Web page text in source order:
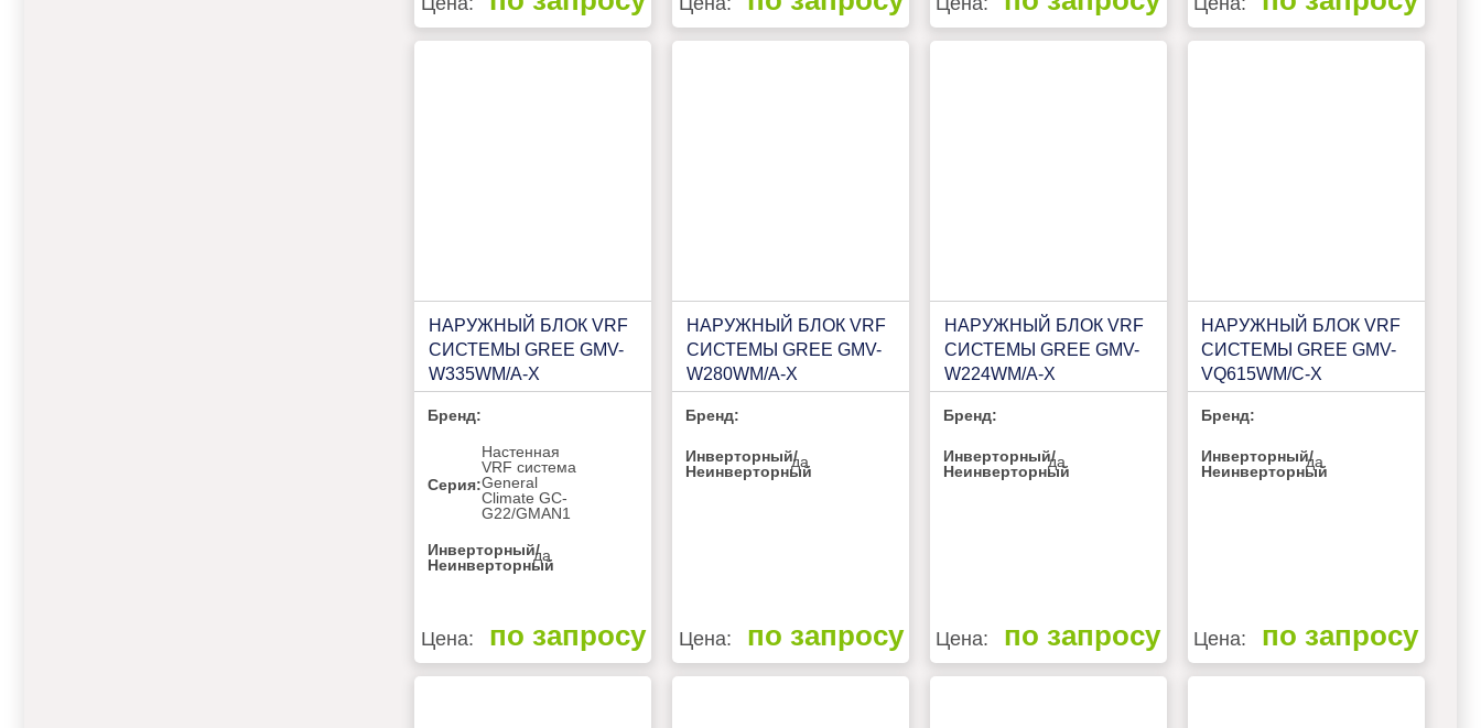
НАРУЖНЫЙ БЛОК VRF
СИСТЕМЫ GREE GMV-
W335WM/A-X
Бренд:
Серия:
Настенная
VRF система
General
Climate GC-
G22/GMAN1
Инверторный/
Неинверторный
да
Цена: по запросу
НАРУЖНЫЙ БЛОК VRF
СИСТЕМЫ GREE GMV-
W280WM/A-X
Бренд:
Инверторный/
Неинверторный
да
Цена: по запросу
НАРУЖНЫЙ БЛОК VRF
СИСТЕМЫ GREE GMV-
W224WM/A-X
Бренд:
Инверторный/
Неинверторный
да
Цена: по запросу
НАРУЖНЫЙ БЛОК VRF
СИСТЕМЫ GREE GMV-
VQ615WM/C-X
Бренд:
Инверторный/
Неинверторный
да
Цена: по запросу